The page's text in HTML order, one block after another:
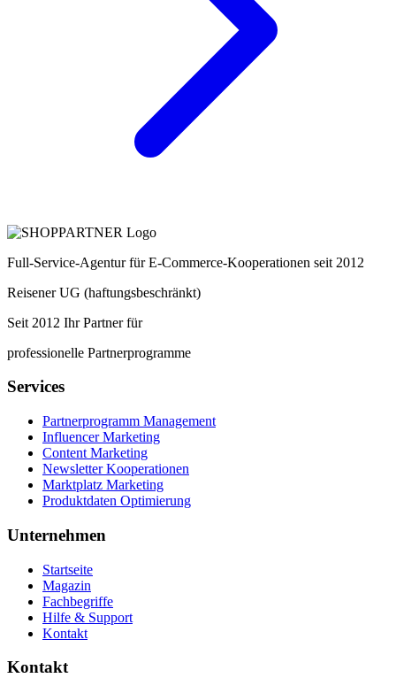
Full-Service-Agentur für E-Commerce-Kooperationen seit 2012
Reisener UG (haftungsbeschränkt)
Seit 2012 Ihr Partner für
professionelle Partnerprogramme
Services
Partnerprogramm Management
Influencer Marketing
Content Marketing
Newsletter Kooperationen
Marktplatz Marketing
Produktdaten Optimierung
Unternehmen
Startseite
Magazin
Fachbegriffe
Hilfe & Support
Kontakt
Kontakt